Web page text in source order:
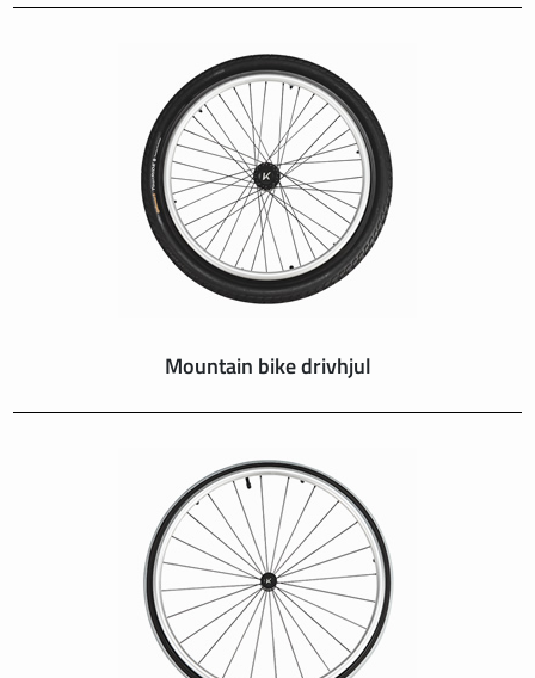
Mountain bike drivhjul